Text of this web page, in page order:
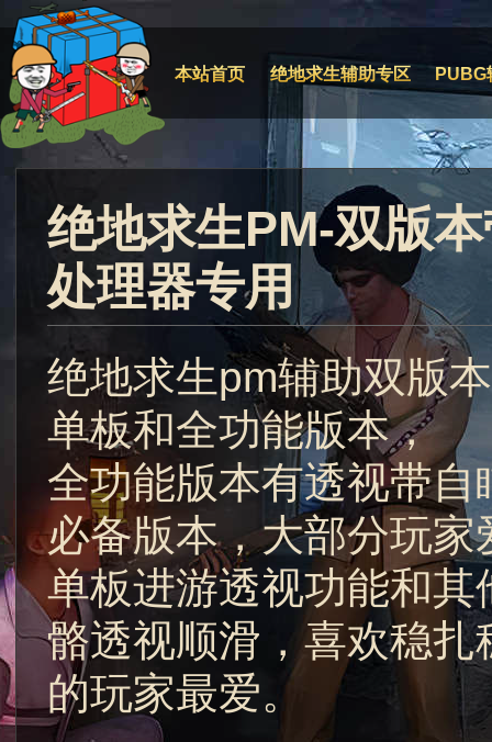
本站首页 绝地求生辅助专区 PUBG
绝地求生PM-双版
处理器专用
绝地求生pm辅助双版
单板和全功能版本，
全功能版本有透视带
必备版本，大部分玩家
单板进游透视功能和
骼透视顺滑，喜欢稳扎
的玩家最爱。